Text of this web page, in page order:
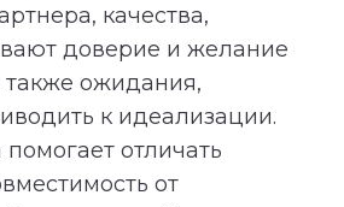
качества,
доверие и желание
также ожидания,
к идеализации.
отличать
от